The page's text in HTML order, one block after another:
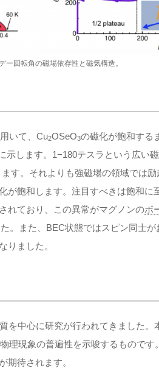
回転角の磁場依存性と磁気構造。
いて、Cu2OSeO3の磁化が飽和する
示します。1−180テスラという広い
す。それよりも強磁場の領域では
が飽和します。注目すべきは飽和に
れており、この異常がマグノンのボ
。また、BEC状態ではスピン同士
りました。
中心に研究が行われてきました。
理現象の普遍性を示唆するものです
期待されます。